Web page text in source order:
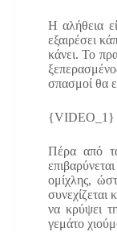
Η αλήθεια
εξαιρέσει
κάνει. Το
σπασμοί θα
{VIDEO_1}
Πέρα από
ομίχλης,
να κρύψει
γεμάτο